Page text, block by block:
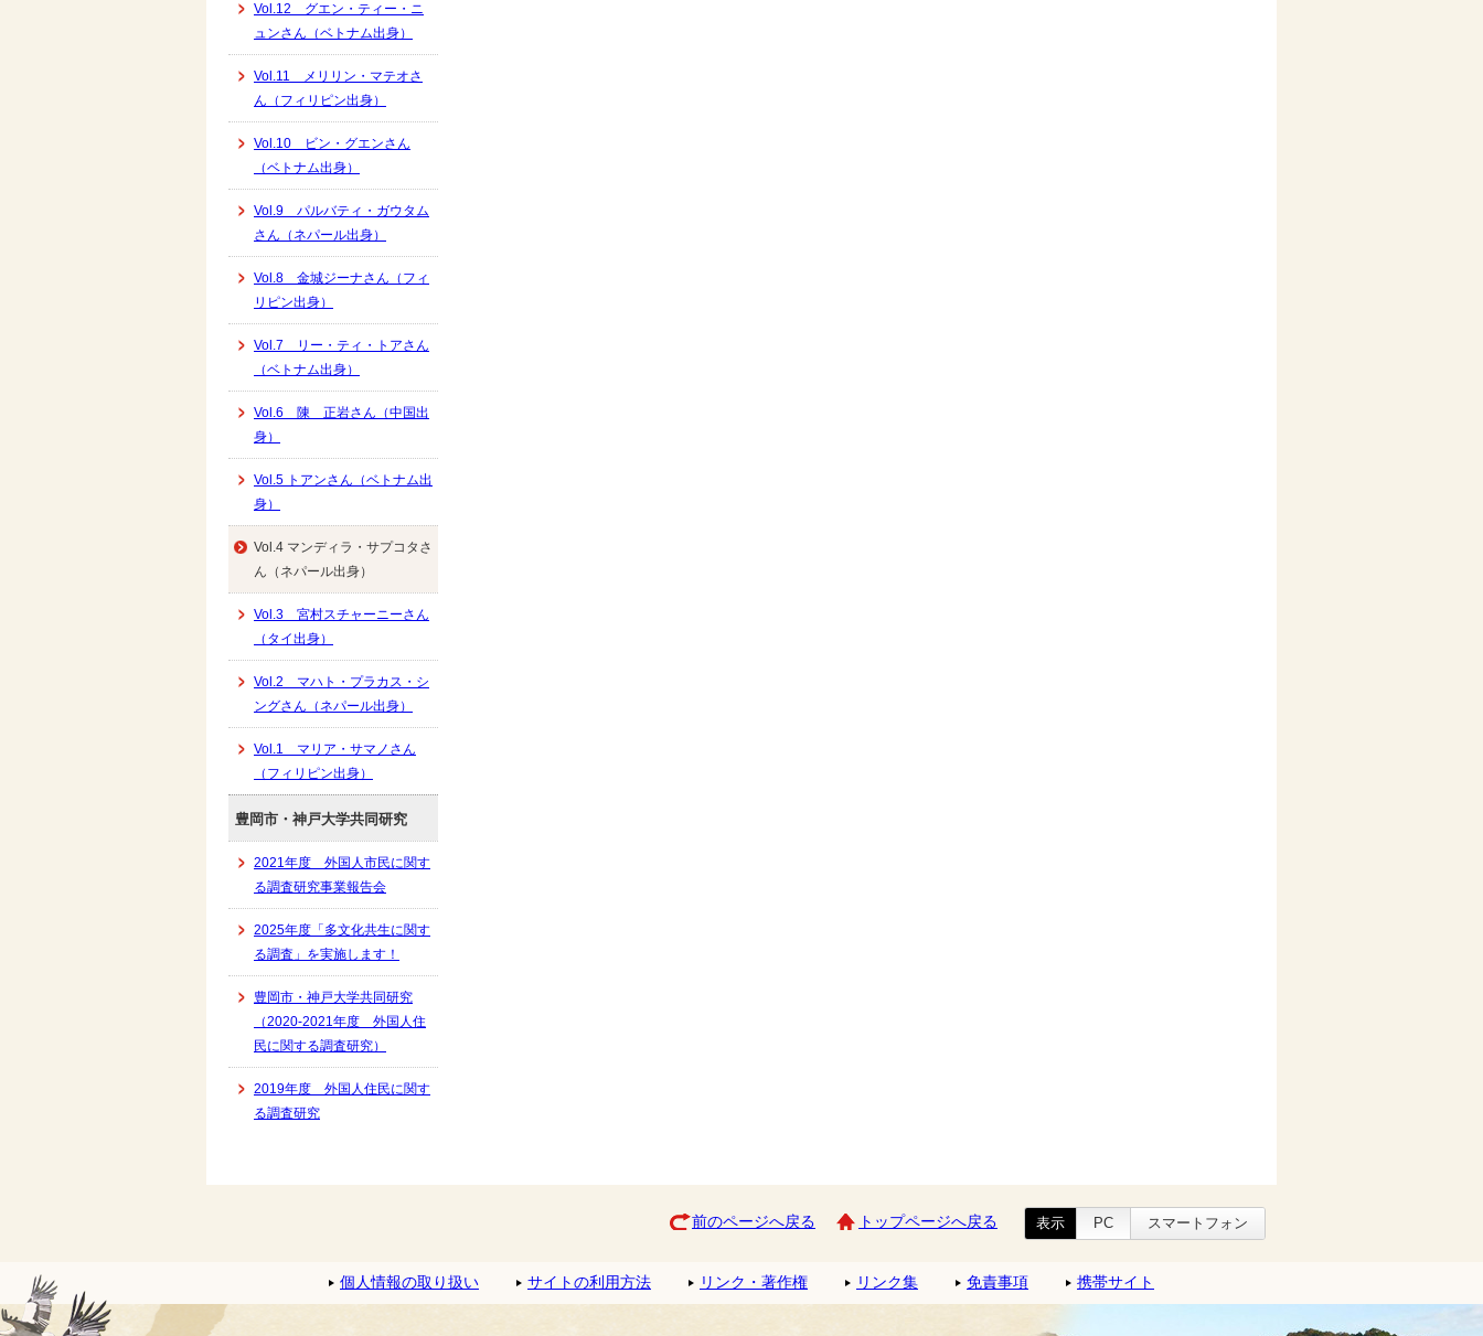
Vol.12 グエン・ティー・ニ
ュンさん（ベトナム出身）
Vol.11 メリリン・マテオさ
ん（フィリピン出身）
Vol.10 ビン・グエンさん
（ベトナム出身）
Vol.9 パルバティ・ガウタム
さん（ネパール出身）
Vol.8 金城ジーナさん（フィ
リピン出身）
Vol.7 リー・ティ・トアさん
（ベトナム出身）
Vol.6 陳 正岩さん（中国出
身）
Vol.5 トアンさん（ベトナム出
身）
Vol.4 マンディラ・サプコタさ
ん（ネパール出身）
Vol.3 宮村スチャーニーさん
（タイ出身）
Vol.2 マハト・プラカス・シ
ングさん（ネパール出身）
Vol.1 マリア・サマノさん
（フィリピン出身）
豊岡市・神戸大学共同研究
2021年度 外国人市民に関す
る調査研究事業報告会
2025年度「多文化共生に関す
る調査」を実施します！
豊岡市・神戸大学共同研究
（2020-2021年度 外国人住
民に関する調査研究）
2019年度 外国人住民に関す
る調査研究
前のページへ戻る トップページへ戻る 表示 PC スマートフォン
個人情報の取り扱い サイトの利用方法 リンク・著作権 リンク集 免責事項 携帯サイト